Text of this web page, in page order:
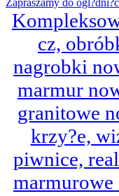
Zapraszamy do
cz,
nagrobki
marmur
granitowe
krzy?e,
piwnice,
marmurowe